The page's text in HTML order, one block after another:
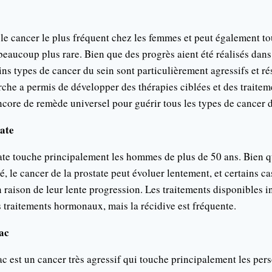
cancer le plus fréquent chez les femmes et peut également
plus rare. Bien que des progrès aient été réalisés
types de cancer du sein sont particulièrement agressifs et
a permis de développer des thérapies ciblées et des
de remède universel pour guérir tous les types de cancer
touche principalement les hommes de plus de 50 ans. Bien
le cancer de la prostate peut évoluer lentement, et certains
raison de leur lente progression. Les traitements disponibles
hormonaux, mais la récidive est fréquente.
est un cancer très agressif qui touche principalement les